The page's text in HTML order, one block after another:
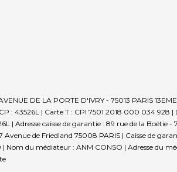
DE LA PORTE D'IVRY - 75013 PARIS
: 43526L | Carte T : CPI 7501 2018 000 034
| Adresse caisse de garantie : 89 rue de la Boétie
de Friedland 75008 PARIS | Caisse de
du médiateur : ANM CONSO | Adresse du